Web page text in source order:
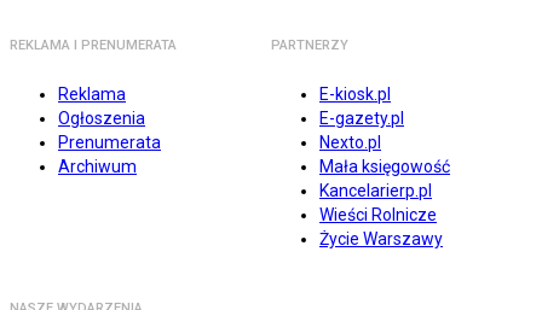
REKLAMA I PRENUMERATA
Reklama
Ogłoszenia
Prenumerata
Archiwum
PARTNERZY
E-kiosk.pl
E-gazety.pl
Nexto.pl
Mała księgowość
Kancelarierp.pl
Wieści Rolnicze
Życie Warszawy